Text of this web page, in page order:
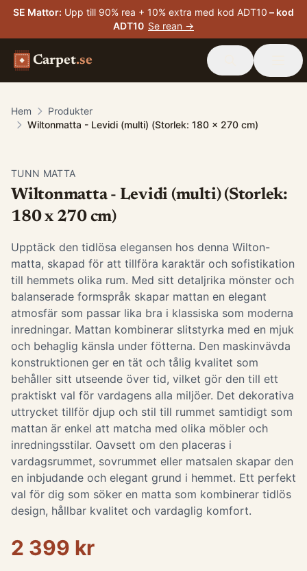
SE Mattor: Upp till 90% rea + 10% extra med kod ADT10 – kod
ADT10 Se rean →
Carpet.se
Hem
Produkter
Wiltonmatta - Levidi (multi) (Storlek: 180 x 270 cm)
TUNN MATTA
Wiltonmatta - Levidi (multi) (Storlek:
180 x 270 cm)
Upptäck den tidlösa elegansen hos denna Wilton-
matta, skapad för att tillföra karaktär och sofistikation
till hemmets olika rum. Med sitt detaljrika mönster och
balanserade formspråk skapar mattan en elegant
atmosfär som passar lika bra i klassiska som moderna
inredningar. Mattan kombinerar slitstyrka med en mjuk
och behaglig känsla under fötterna. Den maskinvävda
konstruktionen ger en tät och tålig kvalitet som
behåller sitt utseende över tid, vilket gör den till ett
praktiskt val för vardagens alla miljöer. Det dekorativa
uttrycket tillför djup och stil till rummet samtidigt som
mattan är enkel att matcha med olika möbler och
inredningsstilar. Oavsett om den placeras i
vardagsrummet, sovrummet eller matsalen skapar den
en inbjudande och elegant grund i hemmet. Ett perfekt
val för dig som söker en matta som kombinerar tidlös
design, hållbar kvalitet och vardaglig komfort.
2 399 kr